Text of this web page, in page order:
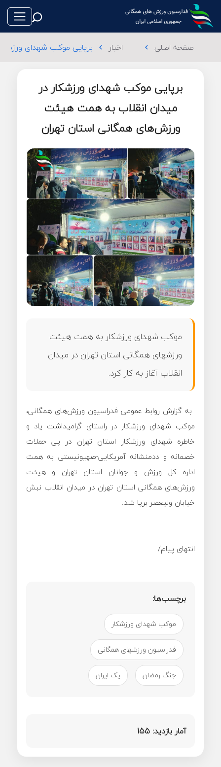
صفحه اصلی chevron_left اخبار chevron_left برپایی موکب شهدای
برپایی موکب شهدای ورزشکار در
میدان انقلاب به همت هیئت
ورزش‌های همگانی استان تهران
موکب شهدای ورزشکار به همت هیئت
ورزشهای همگانی استان تهران در میدان
انقلاب آغاز به کار کرد.
️ به گزارش روابط عمومی فدراسیون ورزش‌های همگانی،
موکب شهدای ورزشکار در راستای گرامیداشت یاد و
خاطره شهدای ورزشکار استان تهران در پی حملات
خصمانه و ددمنشانه آمریکایی-صهیونیستی به همت
اداره کل ورزش و جوانان استان تهران و هیئت
ورزش‌های همگانی استان تهران در میدان انقلاب نبش
خیابان ولیعصر برپا شد.
انتهای پیام/
برچسب‌ها:
موکب شهدای ورزشکار
فدراسیون ورزشهای همگانی
جنگ رمضان یک ایران
آمار بازدید: 155
طناب بازی
فوتبال
والیبال
تکواندو